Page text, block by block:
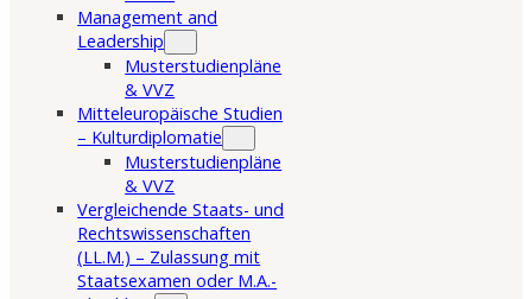
Management and
Leadership
Musterstudienpläne
& VVZ
Mitteleuropäische Studien
– Kulturdiplomatie
Musterstudienpläne
& VVZ
Vergleichende Staats- und
Rechtswissenschaften
(LL.M.) – Zulassung mit
Staatsexamen oder M.A.-